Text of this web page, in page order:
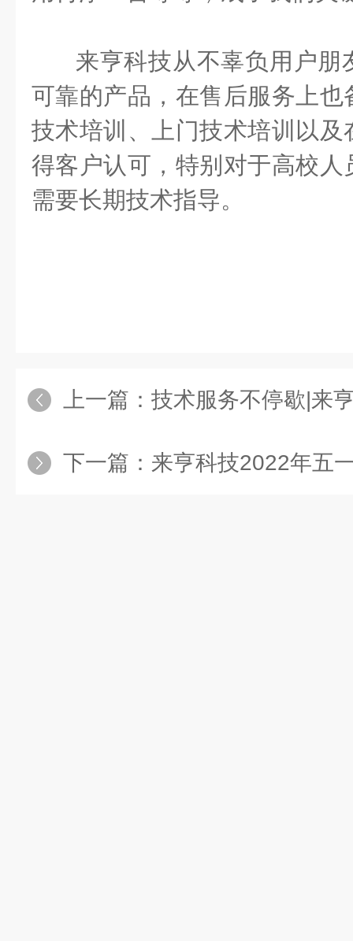
来亨科技从不辜负用户朋
可靠的产品，在售后服务上
技术培训、上门技术培训以
得客户认可，特别对于高校
需要长期技术指导。
上一篇： 技术服务不停歇|来亨喷雾
下一篇： 来亨科技2022年五